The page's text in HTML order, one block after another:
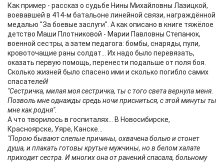
Как пример - рассказ о судьбе Нины Михайловны Лазицкой,
воевавшей в 414-м батальоне линейной связи, награждённой
медалью "За боевые заслуги". А как описано в книге тяжёлое
детство Маши Плотниковой - Марии Павловны Степанюк,
военной сестры, а затем педагога: бомбы, снаряды, пули,
кровоточащие раны солдат... Их надо было перевязать,
оказать первую помощь, перенести подальше от поля боя.
Сколько жизней было спасено ими и сколько погибло самих
спасателей!
"Сестричка, милая моя сестричка, ты с того света вернула меня.
Позволь мне однажды средь ночи присниться, с этой минуты ты
мне как родня".
А что творилось в госпиталях... В Новосибирске,
Красноярске, Уяре, Канске...
"Порою бывают слепые причины, охвачена болью и стонет
душа, и плакать готовы крутые мужчины, но в белом халате
приходит сестра. И многих она от ранений спасала, больному